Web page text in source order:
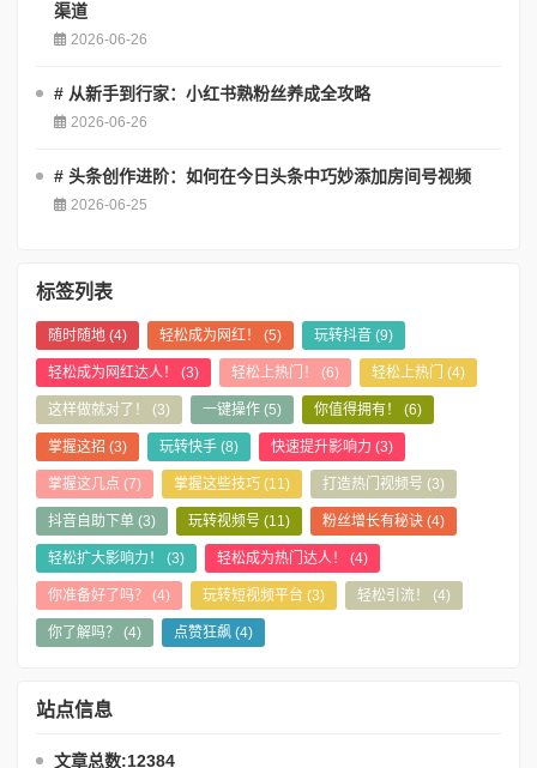
渠道
2026-06-26
# 从新手到行家：小红书熟粉丝养成全攻略
2026-06-26
# 头条创作进阶：如何在今日头条中巧妙添加房间号视频
2026-06-25
标签列表
随时随地 (4) 轻松成为网红！ (5) 玩转抖音 (9)
轻松成为网红达人！ (3) 轻松上热门！ (6) 轻松上热门 (4)
这样做就对了！ (3) 一键操作 (5) 你值得拥有！ (6)
掌握这招 (3) 玩转快手 (8) 快速提升影响力 (3)
掌握这几点 (7) 掌握这些技巧 (11) 打造热门视频号 (3)
抖音自助下单 (3) 玩转视频号 (11) 粉丝增长有秘诀 (4)
轻松扩大影响力！ (3) 轻松成为热门达人！ (4)
你准备好了吗？ (4) 玩转短视频平台 (3) 轻松引流！ (4)
你了解吗？ (4) 点赞狂飙 (4)
站点信息
文章总数:12384